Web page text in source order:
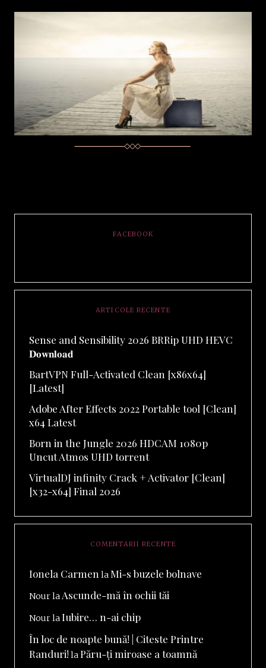
FACEBOOK
ARTICOLE RECENTE
Sense and Sensibility 2026 BRRip UHD HEVC
𝐃𝐨𝐰𝐧𝐥𝐨𝐚𝐝
BartVPN Full-Activated Clean [x86x64]
[Latest]
Adobe After Effects 2022 Portable tool [Clean]
x64 Latest
Born in the Jungle 2026 HDCAM 1080p
Uncut Atmos UHD torrent
VirtualDJ infinity Crack + Activator [Clean]
[x32-x64] Final 2026
COMENTARII RECENTE
Ionela Carmen la Mi-s buzele bolnave
NourlaAscunde-mă în ochii tăi
NourlaIubire… n-ai chip
În loc de noapte bună! | Citeste Printre
Randuri! laPăru-ți miroase a toamnă